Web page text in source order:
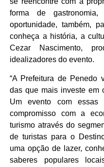
forma de
oportunidade, também,
conheça a história, a
Cezar Nascimento,
idealizadores do evento.
“A Prefeitura de Penedo
das que mais investe em
Um evento com essas
compromisso com a
turismo através do
de turistas para o
uma opção de lazer,
saberes populares